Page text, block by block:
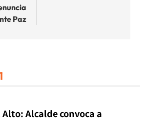
Paz
Alto: Alcalde convoca a